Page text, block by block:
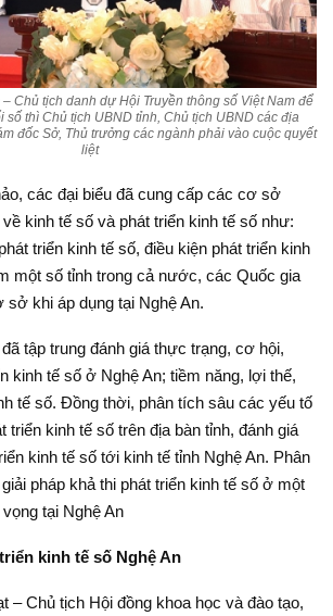
Chủ tịch danh dự Hội Truyền thông số Việt Nam để
số thì Chủ tịch UBND tỉnh, Chủ tịch UBND các địa
đốc Sở, Thủ trưởng các ngành phải vào cuộc quyết
liệt
các đại biểu đã cung cấp các cơ sở
kinh tế số và phát triển kinh tế số như:
triển kinh tế số, điều kiện phát triển kinh
một số tỉnh trong cả nước, các Quốc gia
sở khi áp dụng tại Nghệ An.
tập trung đánh giá thực trạng, cơ hội,
kinh tế số ở Nghệ An; tiềm năng, lợi thế,
tế số. Đồng thời, phân tích sâu các yếu tố
triển kinh tế số trên địa bàn tỉnh, đánh giá
kinh tế số tới kinh tế tỉnh Nghệ An. Phân
pháp khả thi phát triển kinh tế số ở một
tại Nghệ An
kinh tế số Nghệ An
– Chủ tịch Hội đồng khoa học và đào tạo,